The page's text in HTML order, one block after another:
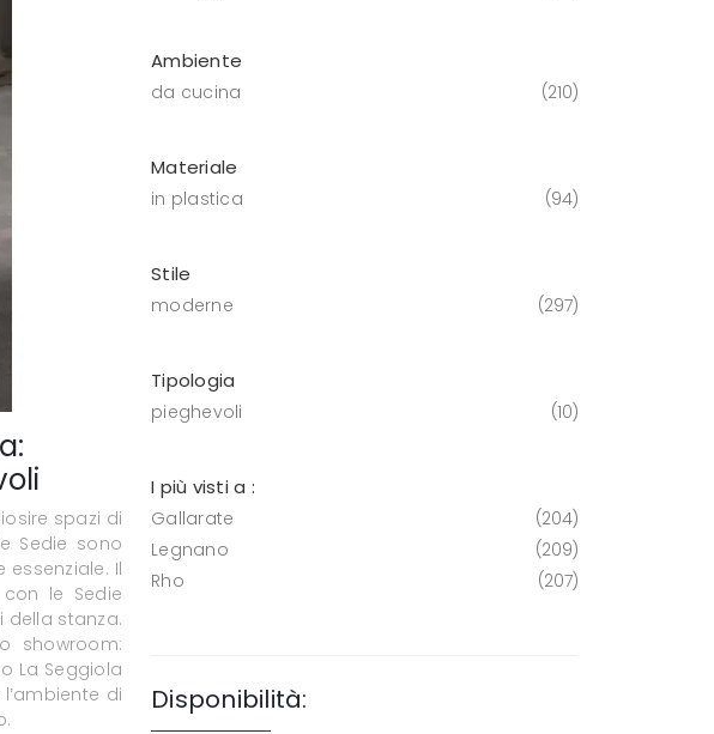
spazi di
Sedie sono
Il
le Sedie
della stanza.
showroom:
La Seggiola
di
Ambiente
da cucina 210
Materiale
in plastica 94
Stile
moderne 297
Tipologia
pieghevoli 10
I più visti a :
Gallarate
204
Legnano
209
Rho
207
Disponibilità: